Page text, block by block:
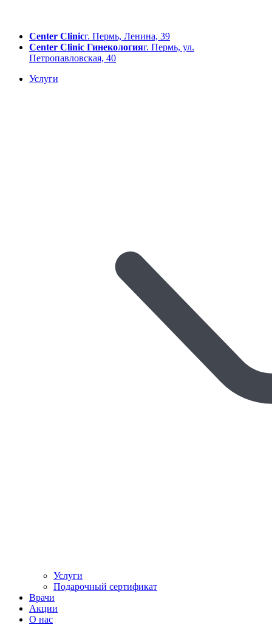
Center Clinicг. Пермь, Ленина, 39
Center Clinic Гинекологияг. Пермь, ул.
Петропавловская, 40
Услуги
Услуги
Подарочный сертификат
Врачи
Акции
О нас